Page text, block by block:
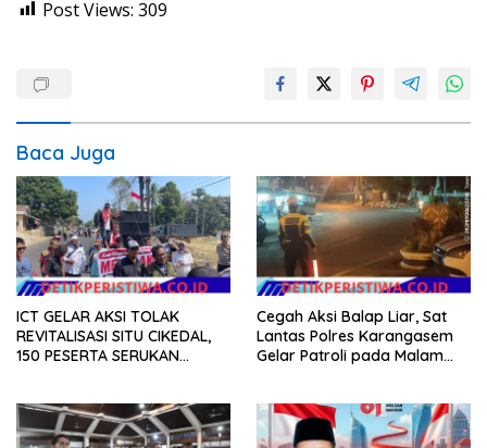
Post Views: 309
Baca Juga
ICT GELAR AKSI TOLAK
REVITALISASI SITU CIKEDAL,
150 PESERTA SERUKAN
Cegah Aksi Balap Liar, Sat
Lantas Polres Karangasem
Gelar Patroli pada Malam